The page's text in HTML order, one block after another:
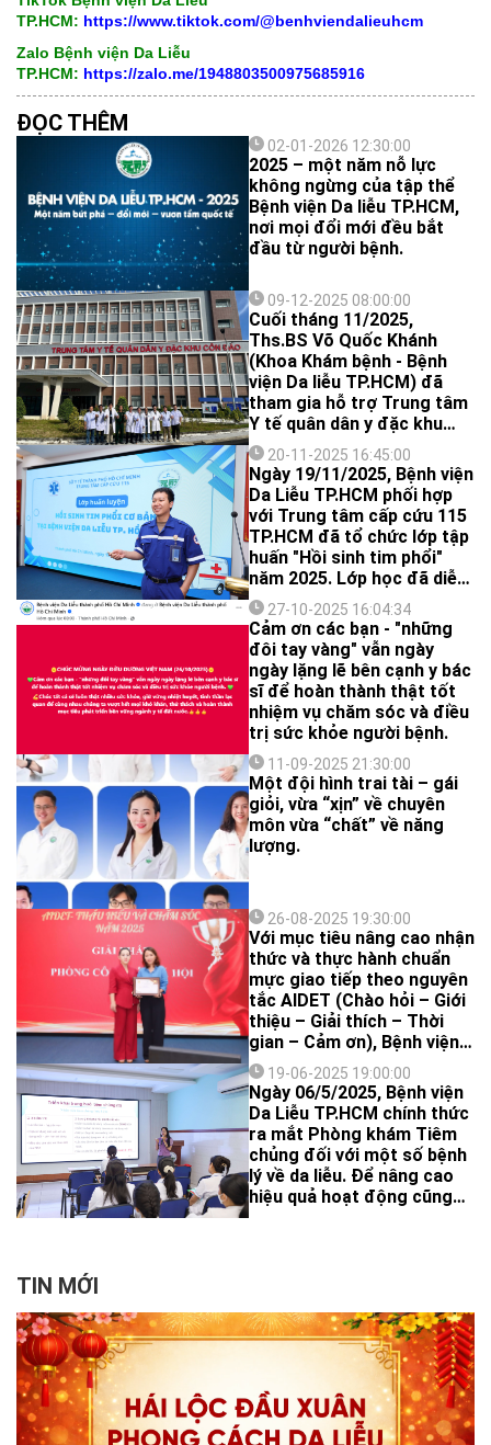
TP.HCM: https://www.tiktok.com/@benhviendalieuhcm
Zalo Bệnh viện Da Liễu
TP.HCM: https://zalo.me/1948803500975685916
ĐỌC THÊM
02-01-2026 12:30:00
2025 – một năm nỗ lực
không ngừng của tập thể
Bệnh viện Da liễu TP.HCM,
nơi mọi đổi mới đều bắt
đầu từ người bệnh.
09-12-2025 08:00:00
Cuối tháng 11/2025,
Ths.BS Võ Quốc Khánh
(Khoa Khám bệnh - Bệnh
viện Da liễu TP.HCM) đã
tham gia hỗ trợ Trung tâm
Y tế quân dân y đặc khu
Côn Đảo trong đợt khám
sức khỏe nghĩa vụ quân sự
năm 2026.
20-11-2025 16:45:00
Ngày 19/11/2025, Bệnh viện
Da Liễu TP.HCM phối hợp
với Trung tâm cấp cứu 115
TP.HCM đã tổ chức lớp tập
huấn "Hồi sinh tim phổi"
năm 2025. Lớp học đã diễn
ra vô cùng sôi nổi và để lại
nhiều ý nghĩa. Đội ngũ y tế
từ Bác sĩ, Dược sĩ đến Điều
dưỡng của Bệnh viện Da
Liễu TP.HCM đều nhiệt tình
tham gia và học hỏi.
27-10-2025 16:04:34
Cảm ơn các bạn - "những
đôi tay vàng" vẫn ngày
ngày lặng lẽ bên cạnh y bác
sĩ để hoàn thành thật tốt
nhiệm vụ chăm sóc và điều
trị sức khỏe người bệnh.
11-09-2025 21:30:00
Một đội hình trai tài – gái
giỏi, vừa “xịn” về chuyên
môn vừa “chất” về năng
lượng.
26-08-2025 19:30:00
Với mục tiêu nâng cao nhận
thức và thực hành chuẩn
mực giao tiếp theo nguyên
tắc AIDET (Chào hỏi – Giới
thiệu – Giải thích – Thời
gian – Cảm ơn), Bệnh viện
Da Liễu TP.HCM đã tổ chức
cuộc thi AIDET dành cho
toàn thể các khoa/phòng.
19-06-2025 19:00:00
Ngày 06/5/2025, Bệnh viện
Da Liễu TP.HCM chính thức
ra mắt Phòng khám Tiêm
chủng đối với một số bệnh
lý về da liễu. Để nâng cao
hiệu quả hoạt động cũng
các hoạt động liên quan
công tác tiêm chủng. Vừa
qua, bệnh viện đã phối hợp
cùng Trung tâm kiểm soát
bệnh tật thành phố (HCDC)
tổ chức thành công 02
TIN MỚI